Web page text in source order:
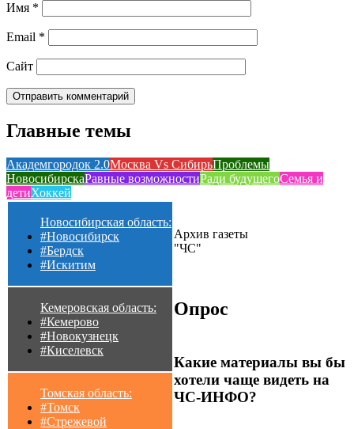
Имя *
Email *
Сайт
Главные темы
Академгородок 2.0Москва Vs СибирьПроблемы
НовосибирскаРавные возможностиРади будущегоСемья и
детиХоккей
Новосибирская область:
#Новосибирск
#Бердск
#Искитим
Кемеровская область:
#Кемерово
#Новокузнецк
#Киселевск
Томская область:
#Томск
#Стрежевой
Архив газеты
"ЧС"
Опрос
Какие материалы вы бы
хотели чаще видеть на
ЧС-ИНФО?